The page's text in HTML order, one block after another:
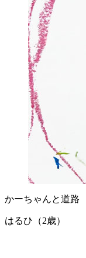
かーちゃんと道路
はるひ（2歳）